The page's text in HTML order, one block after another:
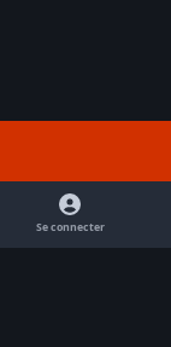
Se connecter